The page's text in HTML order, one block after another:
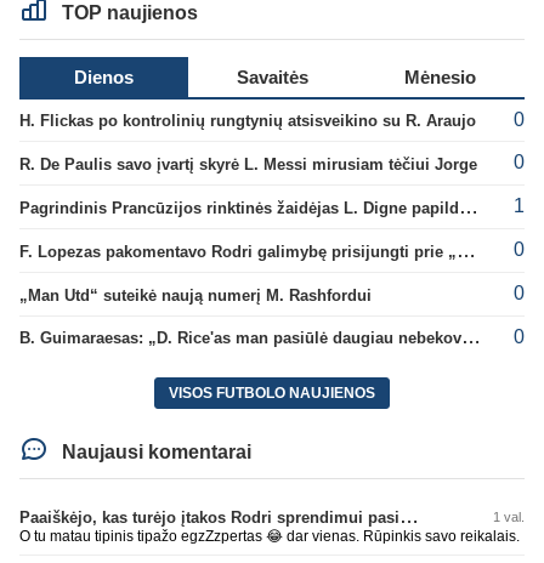
TOP naujienos
Dienos Savaitės Mėnesio
H. Flickas po kontrolinių rungtynių atsisveikino su R. Araujo 0
R. De Paulis savo įvartį skyrė L. Messi mirusiam tėčiui Jorge 0
Pagrindinis Prancūzijos rinktinės žaidėjas L. Digne papildė PSG gretas 1
F. Lopezas pakomentavo Rodri galimybę prisijungti prie „Barcelona“ ekipos 0
„Man Utd“ suteikė naują numerį M. Rashfordui 0
B. Guimaraesas: „D. Rice'as man pasiūlė daugiau nebekovoti tarpusavyje“ 0
VISOS FUTBOLO NAUJIENOS
Naujausi komentarai
Paaiškėjo, kas turėjo įtakos Rodri sprendimui pasirinkti Barselonos pusę 1 val.
O tu matau tipinis tipažo egzZzpertas 😂 dar vienas. Rūpinkis savo reikalais.